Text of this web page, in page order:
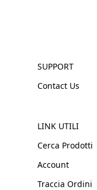
SUPPORT
Contact Us
LINK UTILI
Cerca Prodotti
Account
Traccia Ordini